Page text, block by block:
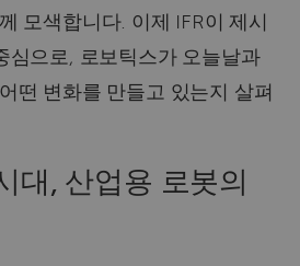
모색합니다. 이제 IFR이 제시
심으로, 로보틱스가 오늘날과
떤 변화를 만들고 있는지 살펴
대, 산업용 로봇의